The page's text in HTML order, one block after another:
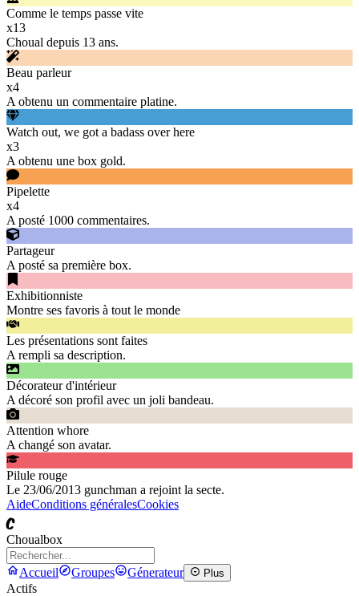
Comme le temps passe vite
x13
Choual depuis 13 ans.
Beau parleur
x4
A obtenu un commentaire platine.
Watch out, we got a badass over here
x3
A obtenu une box gold.
Pipelette
x4
A posté 1000 commentaires.
Partageur
A posté sa première box.
Exhibitionniste
Montre ses favoris à tout le monde
Les présentations sont faites
A rempli sa description.
Décorateur d'intérieur
A décoré son profil avec un joli bandeau.
Attention whore
A changé son avatar.
Pilule rouge
Le 23/06/2013 gunchman a rejoint la secte.
AideConditions généralesCookies
C
Choualbox
Accueil Groupes Génerateur Plus
Actifs